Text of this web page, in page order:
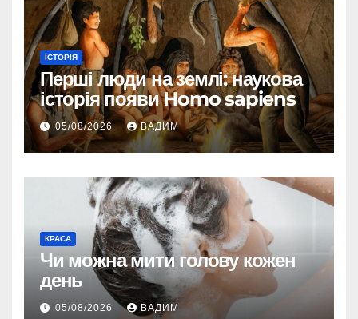
ІСТОРІЯ
Перші люди на землі: наукова
історія появи Homo sapiens
05/08/2026 ВАДИМ
КРАСА
Чи можна мити голову кожен
день
05/08/2026 ВАДИМ